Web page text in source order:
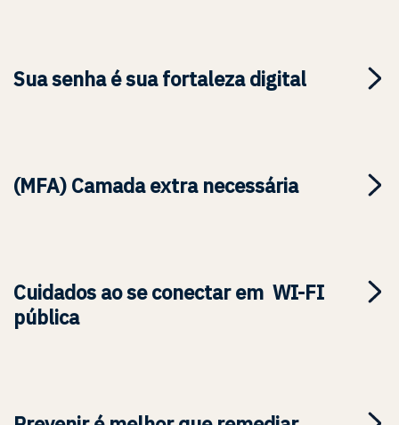
Sua senha é sua fortaleza digital
(MFA) Camada extra necessária
Cuidados ao se conectar em WI-FI
pública